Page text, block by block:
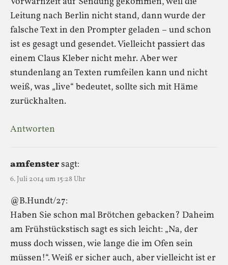
Leitung nach Berlin nicht stand, dann wurde der
falsche Text in den Prompter geladen – und schon
ist es gesagt und gesendet. Vielleicht passiert das
einem Claus Kleber nicht mehr. Aber wer
stundenlang an Texten rumfeilen kann und nicht
weiß, was „live“ bedeutet, sollte sich mit Häme
zurückhalten.
Antworten
amfenstersagt:
6. Juli 2014 um 15:28 Uhr
@B.Hundt/27:
Haben Sie schon mal Brötchen gebacken? Daheim
am Frühstückstisch sagt es sich leicht: „Na, der
muss doch wissen, wie lange die im Ofen sein
müssen!“. Weiß er sicher auch, aber vielleicht ist er